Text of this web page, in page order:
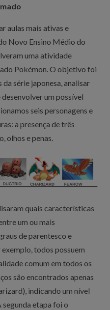
aulas mais ativas e
Novo Ensino Médio do
uma atividade
Pokémon. O objetivo foi
série japonesa, analisar
um possível
seis personagens e
a presença de três
olhos e penas.
quais características
um ou mais
de parentesco e
todos possuem
comum em todos os
são encontrados apenas
indicando um nível
etapa foi o